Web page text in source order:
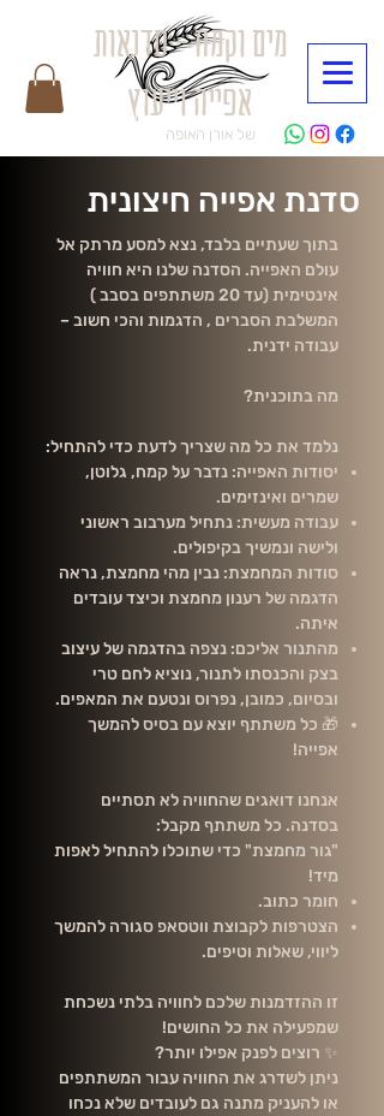
מים וקמח - סדנאות
אפייה וייעוץ
של אורן האופה
סדנת אפייה חיצונית
בתוך שעתיים בלבד, נצא למסע מרתק אל
עולם האפייה. הסדנה שלנו היא חוויה
אינטימית (עד 20 משתתפים בסבב )
המשלבת הסברים , הדגמות והכי חשוב –
עבודה ידנית.
מה בתוכנית?
נלמד את כל מה שצריך לדעת כדי להתחיל:
יסודות האפייה: נדבר על קמח, גלוטן,
שמרים ואינזימים.
עבודה מעשית: נתחיל מערבוב ראשוני
ולישה ונמשיך בקיפולים.
סודות המחמצת: נבין מהי מחמצת, נראה
הדגמה של רענון מחמצת וכיצד עובדים
איתה.
מהתנור אליכם: נצפה בהדגמה של עיצוב
בצק והכנסתו לתנור, נוציא לחם טרי
ובסיום, כמובן, נפרוס ונטעם את המאפים.
🎁 כל משתתף יוצא עם בסיס להמשך
אפייה!
אנחנו דואגים שהחוויה לא תסתיים
בסדנה. כל משתתף מקבל:
"גור מחמצת" כדי שתוכלו להתחיל לאפות
מיד!
חומר כתוב.
הצטרפות לקבוצת ווטסאפ סגורה להמשך
ליווי, שאלות וטיפים.
זו ההזדמנות שלכם לחוויה בלתי נשכחת
שמפעילה את כל החושים!
✨ רוצים לפנק אפילו יותר?
ניתן לשדרג את החוויה עבור המשתתפים
או להעניק מתנה גם לעובדים שלא נכחו